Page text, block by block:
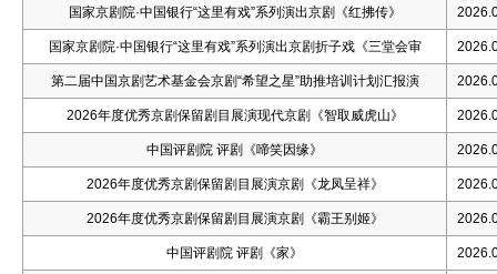
国家京剧院·中国银行“这里有戏”系列演出京剧《红拂传》
国家京剧院·中国银行“这里有戏”系列演出京剧折子戏《三堂会审
第二届中国京剧艺术基金会京剧“希望之星”助推培训计划汇报演
2026年度优秀京剧保留剧目展演现代京剧《智取威虎山》
中国评剧院 评剧《啼笑因缘》
2026年度优秀京剧保留剧目展演京剧《龙凤呈祥》
2026年度优秀京剧保留剧目展演京剧《霸王别姬》
中国评剧院 评剧《家》